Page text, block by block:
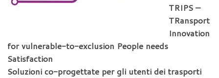
TRIPS –
TRansport
Innovation
for vulnerable-to-exclusion People needs
Satisfaction
Soluzioni co-progettate per gli utenti dei trasporti